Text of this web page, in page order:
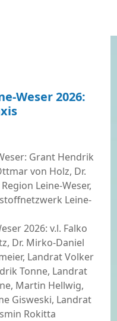
Weser 2026:
2026: v.l. Falko
Dr. Mirko-Daniel
Landrat Volker
Tonne, Landrat
Martin Hellwig,
Gisweski, Landrat
Rokitta